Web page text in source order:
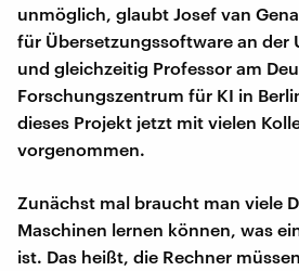
unmöglich, glaubt Josef van
für Übersetzungssoftware an der
und gleichzeitig Professor am
Forschungszentrum für KI in
dieses Projekt jetzt mit vielen
vorgenommen.
Zunächst mal braucht man viele
Maschinen lernen können, was
ist. Das heißt, die Rechner